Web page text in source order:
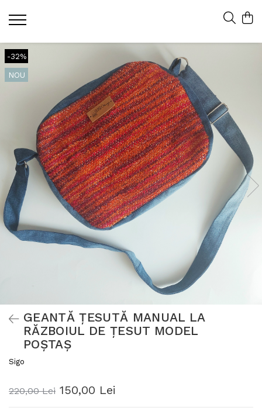
-32%
NOU
GEANTĂ ȚESUTĂ MANUAL LA
RĂZBOIUL DE ȚESUT MODEL
POȘTAȘ
Sigo
220,00 Lei 150,00 Lei